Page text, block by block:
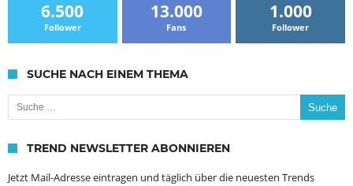
6.500
Follower
13.000
Fans
1.000
Follower
SUCHE NACH EINEM THEMA
Suche nach:
TREND NEWSLETTER ABONNIEREN
Jetzt Mail-Adresse eintragen und täglich über die neuesten Trends